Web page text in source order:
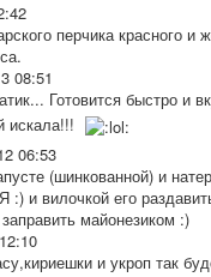
перчика красного и
08:51
Готовится быстро и
искала!!!
06:53
(шинкованной) и
и вилочкой его
майонезиком :)
и и укроп так